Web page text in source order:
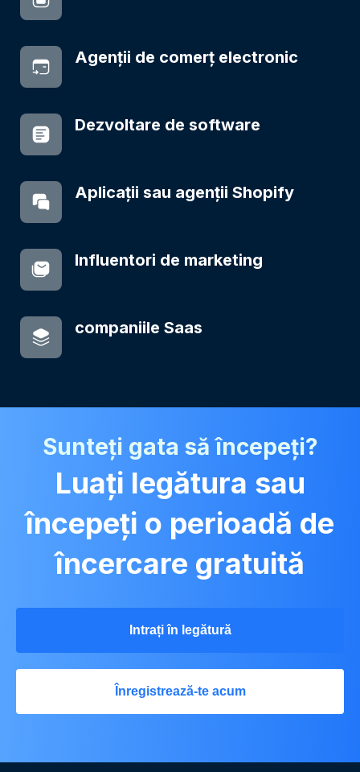
Agenții de comerț electronic
Dezvoltare de software
Aplicații sau agenții Shopify
Influentori de marketing
companiile Saas
Sunteți gata să începeți?
Luați legătura sau
începeți o perioadă de
încercare gratuită
Intrați în legătură
Înregistrează-te acum